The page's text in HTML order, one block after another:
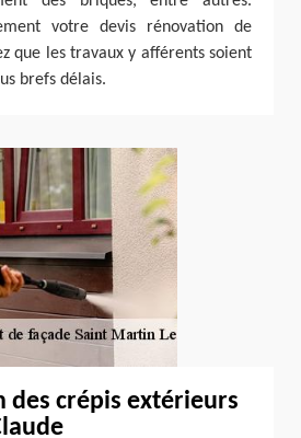
votre devis rénovation de
que les travaux y afférents soient
brefs délais.
des crépis extérieurs